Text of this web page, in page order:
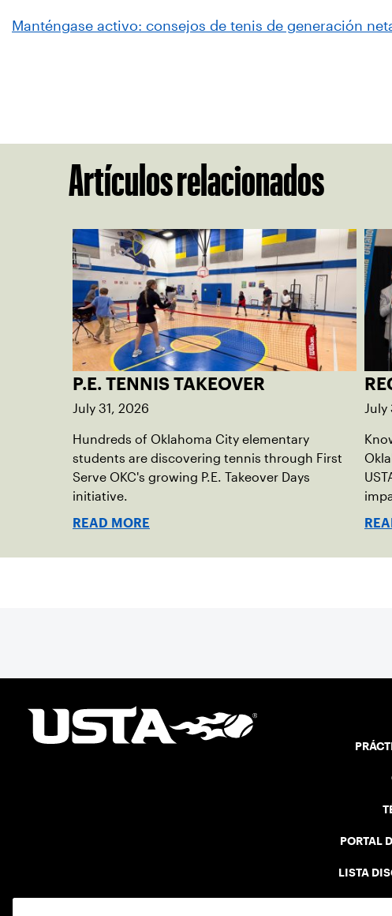
Manténgase activo: consejos de tenis de generación
Artículos relacionados
P.E. TENNIS TAKEOVER
July 31, 2026
Hundreds of Oklahoma City elementary
students are discovering tennis through First
Serve OKC's growing P.E. Takeover Days
initiative.
READ MORE
PORTAL
LISTA